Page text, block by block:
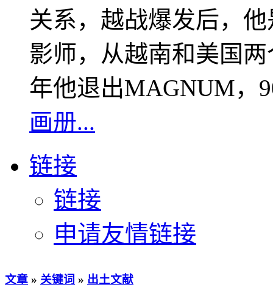
关系，越战爆发后，
影师，从越南和美国
年他退出MAGNUM，
画册...
链接
链接
申请友情链接
文章 » 关键词 » 出土文献